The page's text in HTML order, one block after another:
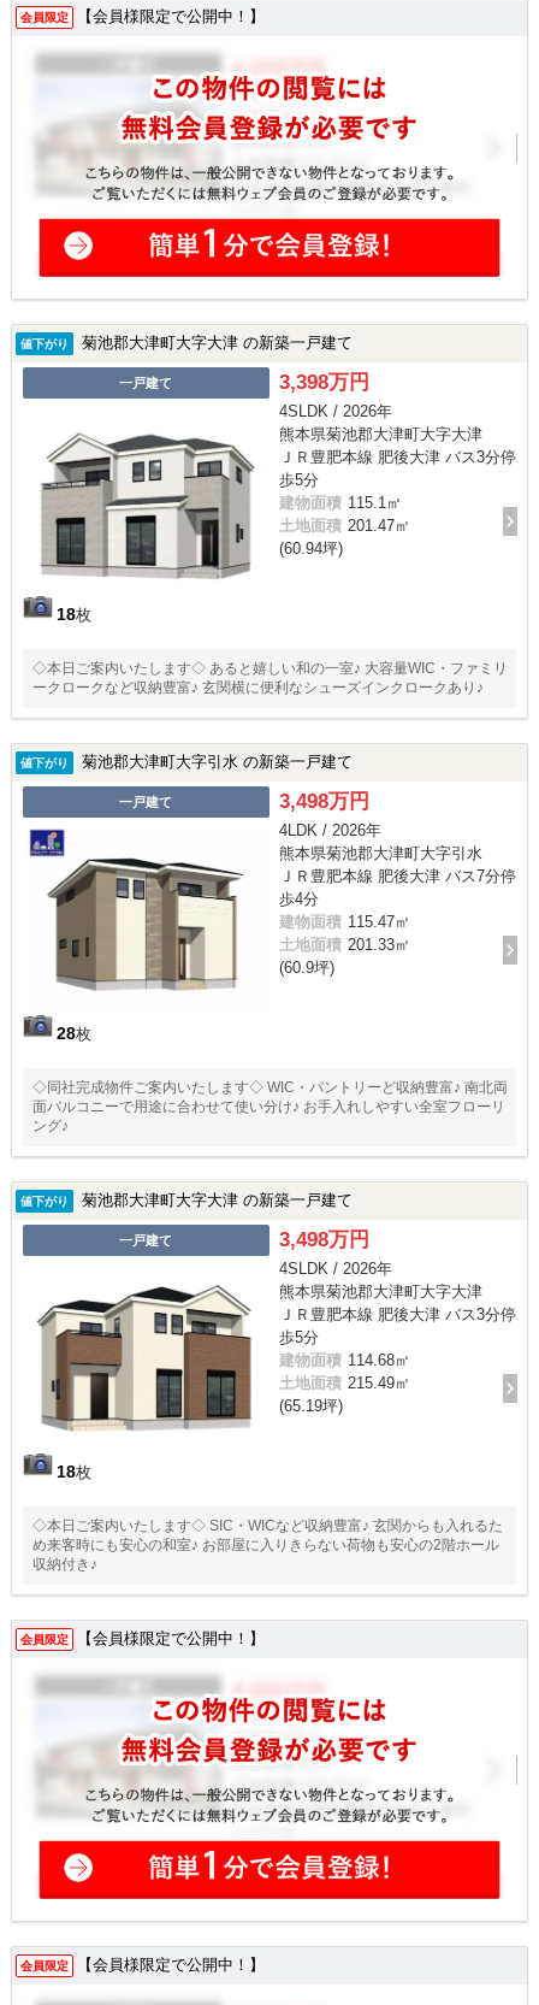
会員限定 【会員様限定で公開中！】
値下がり 菊池郡大津町大字大津 の新築一戸建て
一戸建て
18枚
3,398万円
4SLDK / 2026年
熊本県菊池郡大津町大字大津
ＪＲ豊肥本線 肥後大津 バス3分停
歩5分
建物面積 115.1㎡
土地面積 201.47㎡
(60.94坪)
◇本日ご案内いたします◇ あると嬉しい和の一室♪ 大容量WIC・ファミリ
ークロークなど収納豊富♪ 玄関横に便利なシューズインクロークあり♪
値下がり 菊池郡大津町大字引水 の新築一戸建て
一戸建て
28枚
3,498万円
4LDK / 2026年
熊本県菊池郡大津町大字引水
ＪＲ豊肥本線 肥後大津 バス7分停
歩4分
建物面積 115.47㎡
土地面積 201.33㎡
(60.9坪)
◇同社完成物件ご案内いたします◇ WIC・パントリーど収納豊富♪ 南北両
面バルコニーで用途に合わせて使い分け♪ お手入れしやすい全室フローリ
ング♪
値下がり 菊池郡大津町大字大津 の新築一戸建て
一戸建て
18枚
3,498万円
4SLDK / 2026年
熊本県菊池郡大津町大字大津
ＪＲ豊肥本線 肥後大津 バス3分停
歩5分
建物面積 114.68㎡
土地面積 215.49㎡
(65.19坪)
◇本日ご案内いたします◇ SIC・WICなど収納豊富♪ 玄関からも入れるた
め来客時にも安心の和室♪ お部屋に入りきらない荷物も安心の2階ホール
収納付き♪
会員限定 【会員様限定で公開中！】
会員限定 【会員様限定で公開中！】